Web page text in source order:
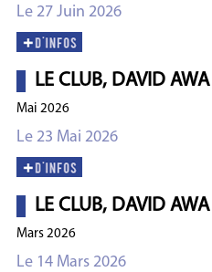
Le 27 Juin 2026
LE CLUB, DAVID AWA
Mai 2026
Le 23 Mai 2026
LE CLUB, DAVID AWA
Mars 2026
Le 14 Mars 2026